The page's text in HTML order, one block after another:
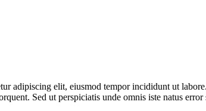
adipiscing elit, eiusmod tempor incididunt ut
Sed ut perspiciatis unde omnis iste natus